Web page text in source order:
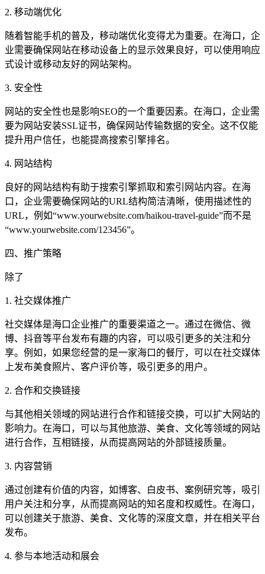
2. 移动端优化
随着智能手机的普及，移动端优化变得尤为重要。在海口，企
业需要确保网站在移动设备上的显示效果良好，可以使用响应
式设计或移动友好的网站架构。
3. 安全性
网站的安全性也是影响SEO的一个重要因素。在海口，企业需
要为网站安装SSL证书，确保网站传输数据的安全。这不仅能
提升用户信任，也能提高搜索引擎排名。
4. 网站结构
良好的网站结构有助于搜索引擎抓取和索引网站内容。在海
口，企业需要确保网站的URL结构简洁清晰，使用描述性的
URL，例如“www.yourwebsite.com/haikou-travel-guide”而不是
“www.yourwebsite.com/123456”。
四、推广策略
除了
1. 社交媒体推广
社交媒体是海口企业推广的重要渠道之一。通过在微信、微
博、抖音等平台发布有趣的内容，可以吸引更多的关注和分
享。例如，如果您经营的是一家海口的餐厅，可以在社交媒体
上发布美食照片、客户评价等，吸引更多的用户。
2. 合作和交换链接
与其他相关领域的网站进行合作和链接交换，可以扩大网站的
影响力。在海口，可以与其他旅游、美食、文化等领域的网站
进行合作，互相链接，从而提高网站的外部链接质量。
3. 内容营销
通过创建有价值的内容，如博客、白皮书、案例研究等，吸引
用户关注和分享，从而提高网站的知名度和权威性。在海口，
可以创建关于旅游、美食、文化等的深度文章，并在相关平台
发布。
4. 参与本地活动和展会